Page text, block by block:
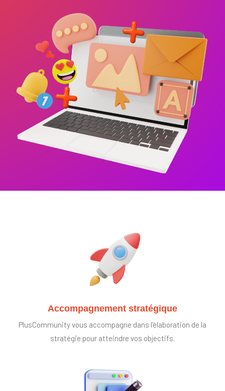
Accompagnement stratégique
PlusCommunity vous accompagne dans l'élaboration de la
stratégie pour atteindre vos objectifs.